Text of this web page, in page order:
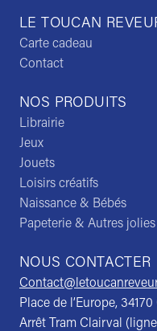
NOS PRODUITS
Librairie
Jeux
Jouets
Loisirs créatifs
Naissance & Bébés
Papeterie & Autres
NOUS CONTACTER
Place de l’Europe,
Arrêt Tram Clairval
LE TOUCAN
Carte cadeau
Contact